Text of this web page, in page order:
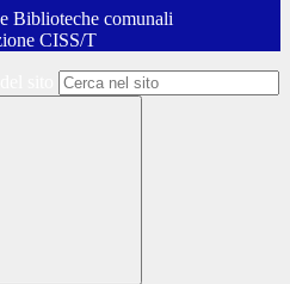
Biblioteche comunali
CISS/T